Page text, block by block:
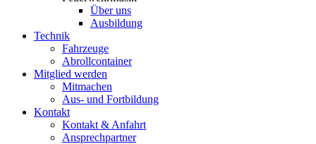
Über uns
Ausbildung
Technik
Fahrzeuge
Abrollcontainer
Mitglied werden
Mitmachen
Aus- und Fortbildung
Kontakt
Kontakt & Anfahrt
Ansprechpartner